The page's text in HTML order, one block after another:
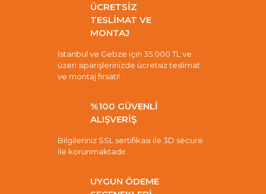
ÜCRETSİZ
TESLİMAT VE
MONTAJ
İstanbul ve Gebze için 35.000 TL ve
üzeri siparişlerinizde ücretsiz teslimat
ve montaj fırsatı!
%100 GÜVENLİ
ALIŞVERİŞ
Bilgileriniz SSL sertifikası ile 3D secure
ile korunmaktadır.
UYGUN ÖDEME